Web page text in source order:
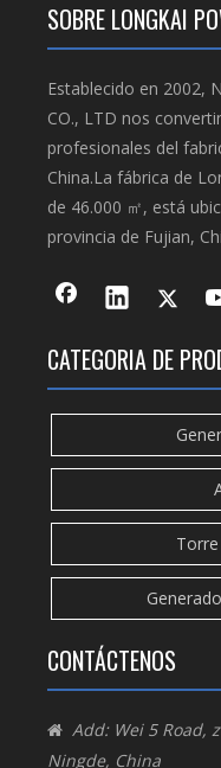
SOBRE LONGKAI
Establecido en 2002,
CO., LTD nos
profesionales del
China.La fábrica de
de 46.000 ㎡, está
provincia de Fujian,
CATEGORIA DE
CONTÁCTENOS
 Add: Wei 5 Road,
Ningde, China